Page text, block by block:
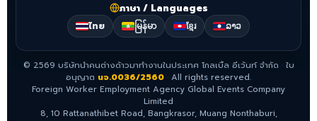
ภาษา / Languages
ไทย မြန်မာ ខ្មែរ ລາວ
© 2569 บริษัทนำคนต่างด้าวมาทำงานในประเทศ โกลเบิ้ล อีเว้นท์ จำกัด ·ใบ
อนุญาต นจ.0036/2560 · All rights reserved.
Foreign Worker Employment Agency Global Events Company
Limited
8, 10 Rattanathibet Road, Bangkrasor, Muang Nonthaburi,